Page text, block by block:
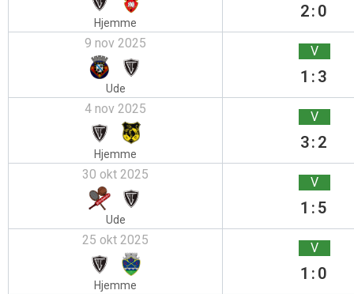
Hjemme
2:0
9 nov 2025
Ude
V
1:3
4 nov 2025
Hjemme
V
3:2
30 okt 2025
Ude
V
1:5
25 okt 2025
Hjemme
V
1:0